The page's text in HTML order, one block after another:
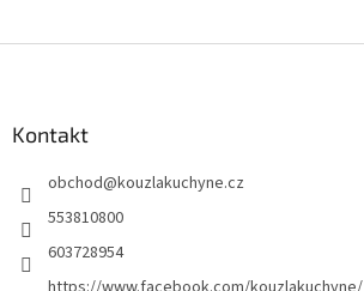
Kontakt
obchod@kouzlakuchyne.cz
553810800
603728954